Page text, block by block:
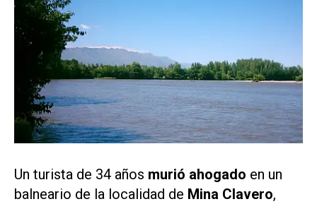
Un turista de 34 años murió ahogado en un
balneario de la localidad de Mina Clavero,